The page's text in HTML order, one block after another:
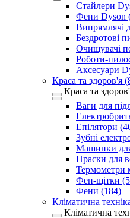
Стайлери
Фени Dyson
Випрямлячі
Бездротові
Очищувачі
Роботи-
Аксесуари
Краса та здоров'я
Краса та
Ваги для
Епілятори
Зубні
Машинки
Праски для
Термометри
Фен-щітки
Фени (184)
Кліматична
Кліматична